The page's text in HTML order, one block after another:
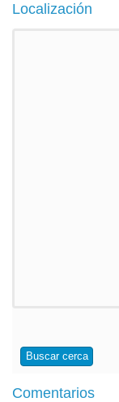
Localización
Buscar cerca
Comentarios